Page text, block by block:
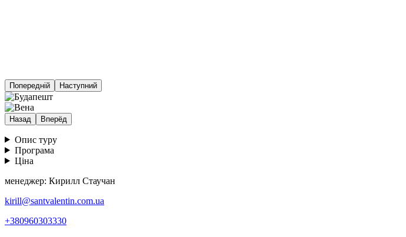
Попередній Наступний
Назад Вперёд
Опис туру
Програма
Ціна
менеджер: Кирилл Стаучан
kirill@santvalentin.com.ua
+380960303330